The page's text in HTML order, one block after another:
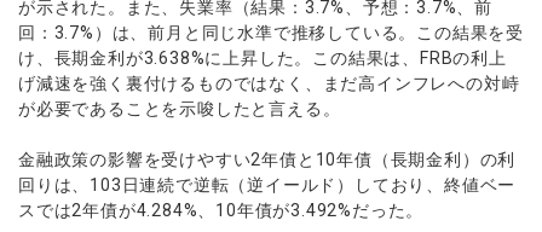
が示された。また、失業率（結果：3.7%、予想：3.7%、前
回：3.7%）は、前月と同じ水準で推移している。この結果を受
け、長期金利が3.638%に上昇した。この結果は、FRBの利上
げ減速を強く裏付けるものではなく、まだ高インフレへの対峙
が必要であることを示唆したと言える。
金融政策の影響を受けやすい2年債と10年債（長期金利）の利
回りは、103日連続で逆転（逆イールド）しており、終値ベー
スでは2年債が4.284%、10年債が3.492%だった。